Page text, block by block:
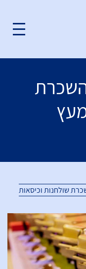
שולחנות וכיסאות